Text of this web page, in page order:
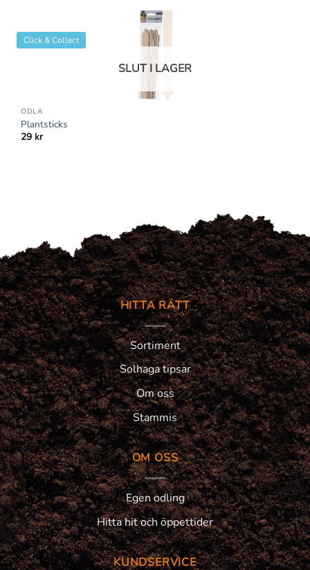
Click & Collect
SLUT I LAGER
ODLA
Plantsticks
29 kr
HITTA RÄTT
Sortiment
Solhaga tipsar
Om oss
Stammis
OM OSS
Egen odling
Hitta hit och öppettider
KUNDSERVICE